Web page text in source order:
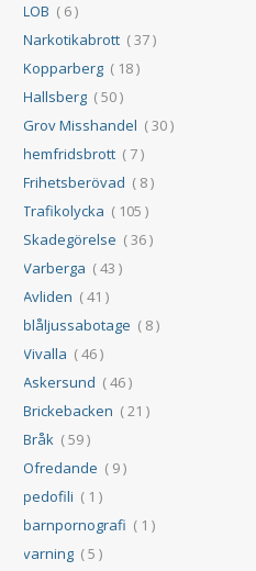
LOB ( 6 )
Narkotikabrott ( 37 )
Kopparberg ( 18 )
Hallsberg ( 50 )
Grov Misshandel ( 30 )
hemfridsbrott ( 7 )
Frihetsberövad ( 8 )
Trafikolycka ( 105 )
Skadegörelse ( 36 )
Varberga ( 43 )
Avliden ( 41 )
blåljussabotage ( 8 )
Vivalla ( 46 )
Askersund ( 46 )
Brickebacken ( 21 )
Bråk ( 59 )
Ofredande ( 9 )
pedofili ( 1 )
barnpornografi ( 1 )
varning ( 5 )